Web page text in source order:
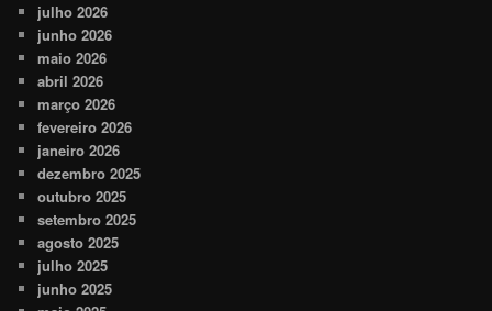
julho 2026
junho 2026
maio 2026
abril 2026
março 2026
fevereiro 2026
janeiro 2026
dezembro 2025
outubro 2025
setembro 2025
agosto 2025
julho 2025
junho 2025